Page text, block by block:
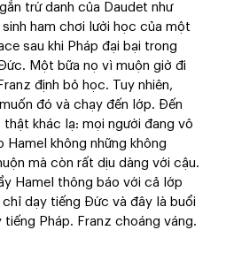
trứ danh của Daudet như
ham chơi lười học của một
sau khi Pháp đại bại trong
Một bữa nọ vì muộn giờ đi
định bỏ học. Tuy nhiên,
đó và chạy đến lớp. Đến
khác lạ: mọi người đang vô
không những không
mà còn rất dịu dàng với cậu.
Hamel thông báo với cả lớp
dạy tiếng Đức và đây là buổi
Pháp. Franz choáng váng.